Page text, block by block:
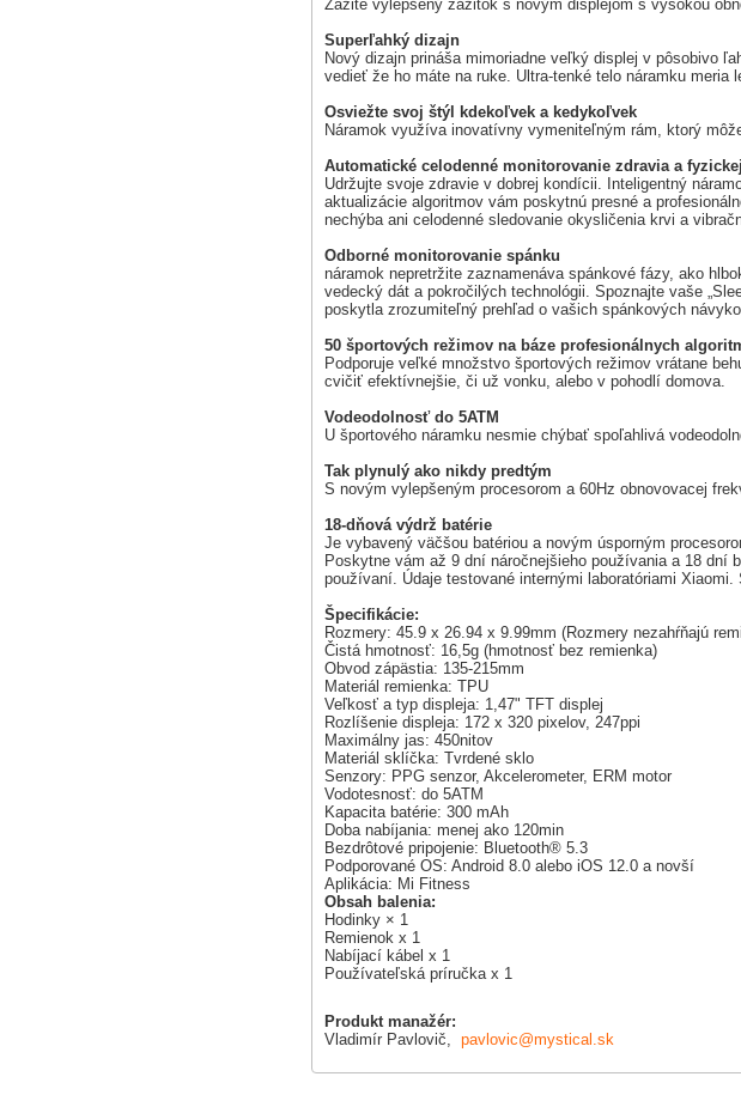
Zažite vylepšený zážitok s novým displejom s vysokou
Superľahký dizajn
Nový dizajn prináša mimoriadne veľký displej v pôsobivo
vedieť že ho máte na ruke. Ultra-tenké telo náramku meria
Osviežte svoj štýl kdekoľvek a kedykoľvek
Náramok využíva inovatívny vymeniteľným rám, ktorý
Automatické celodenné monitorovanie zdravia a
Udržujte svoje zdravie v dobrej kondícii. Inteligentný
aktualizácie algoritmov vám poskytnú presné a
nechýba ani celodenné sledovanie okysličenia krvi a
Odborné monitorovanie spánku
náramok nepretržite zaznamenáva spánkové fázy, ako
vedecký dát a pokročilých technológii. Spoznajte vaše
poskytla zrozumiteľný prehľad o vašich spánkových
50 športových režimov na báze profesionálnych
Podporuje veľké množstvo športových režimov vrátane
cvičiť efektívnejšie, či už vonku, alebo v pohodlí domova.
Vodeodolnosť do 5ATM
U športového náramku nesmie chýbať spoľahlivá
Tak plynulý ako nikdy predtým
S novým vylepšeným procesorom a 60Hz obnovovacej
18-dňová výdrž batérie
Je vybavený väčšou batériou a novým úsporným
Poskytne vám až 9 dní náročnejšieho používania a 18 dní
používaní. Údaje testované internými laboratóriami
Špecifikácie:
Rozmery: 45.9 x 26.94 x 9.99mm (Rozmery nezahŕňajú
Čistá hmotnosť: 16,5g (hmotnosť bez remienka)
Obvod zápästia: 135-215mm
Materiál remienka: TPU
Veľkosť a typ displeja: 1,47" TFT displej
Rozlíšenie displeja: 172 x 320 pixelov, 247ppi
Maximálny jas: 450nitov
Materiál sklíčka: Tvrdené sklo
Senzory: PPG senzor, Akcelerometer, ERM motor
Vodotesnosť: do 5ATM
Kapacita batérie: 300 mAh
Doba nabíjania: menej ako 120min
Bezdrôtové pripojenie: Bluetooth® 5.3
Podporované OS: Android 8.0 alebo iOS 12.0 a novší
Aplikácia: Mi Fitness
Obsah balenia:
Hodinky × 1
Remienok x 1
Nabíjací kábel x 1
Používateľská príručka x 1
Produkt manažér:
Vladimír Pavlovič, pavlovic@mystical.sk